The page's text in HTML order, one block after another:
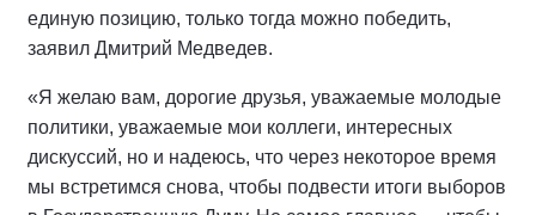
единую позицию, только тогда можно победить,
заявил Дмитрий Медведев.
«Я желаю вам, дорогие друзья, уважаемые молодые
политики, уважаемые мои коллеги, интересных
дискуссий, но и надеюсь, что через некоторое время
мы встретимся снова, чтобы подвести итоги выборов